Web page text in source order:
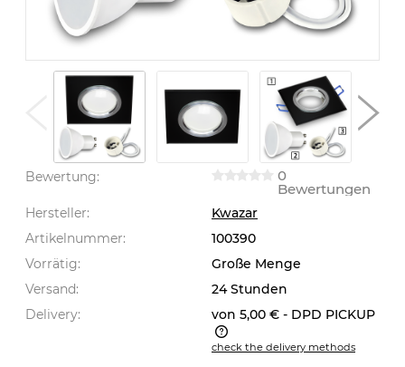
Bewertung: 0
Bewertungen
Hersteller:
Kwazar
Artikelnummer:
100390
Vorrätig:
Große Menge
Versand:
24 Stunden
Delivery:
von 5,00 € - DPD PICKUP
The price does not include any possible payment
check the delivery methods